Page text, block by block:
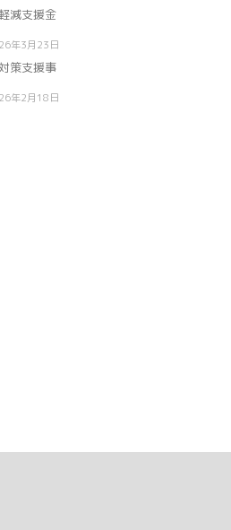
減支援金
年3月23日
策支援事
年2月18日